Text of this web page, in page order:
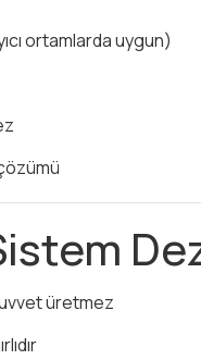
ortamlarda uygun)
üretmez